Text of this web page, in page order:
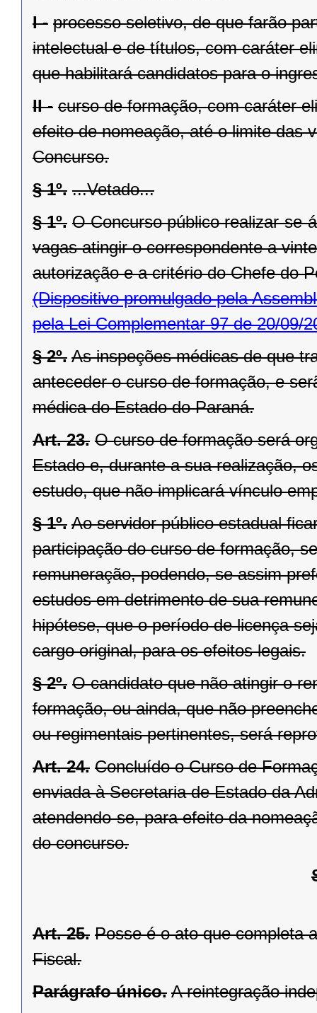
I - processo seletivo, de que farão
intelectual e de títulos, com caráter
que habilitará candidatos para o
II - curso de formação, com caráter
efeito de nomeação, até o limite das
Concurso.
§ 1º. ...Vetado...
§ 1º. O Concurso público realizar-se-
vagas atingir o correspondente a
autorização e a critério do Chefe do
(Dispositivo promulgado pela
pela Lei Complementar 97 de 20/09/
§ 2º. As inspeções médicas de que
anteceder o curso de formação, e
médica do Estado do Paraná.
Art. 23. O curso de formação será
Estado e, durante a sua realização,
estudo, que não implicará vínculo
§ 1º. Ao servidor público estadual
participação do curso de formação,
remuneração, podendo, se assim
estudos em detrimento de sua
hipótese, que o período de licença
cargo original, para os efeitos legais.
§ 2º. O candidato que não atingir o
formação, ou ainda, que não
ou regimentais pertinentes, será
Art. 24. Concluído o Curso de
enviada à Secretaria de Estado da
atendendo-se, para efeito da
do concurso.
Art. 25. Posse é o ato que completa
Fiscal.
Parágrafo único. A reintegração